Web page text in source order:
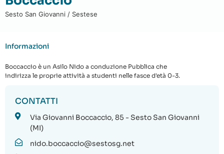
Sesto San Giovanni / Sestese
Informazioni
Boccaccio è un Asilo Nido a conduzione Pubblica che
indirizza le proprie attività a studenti nelle fasce d'età 0-3.
CONTATTI
Via Giovanni Boccaccio, 85 - Sesto San Giovanni
(MI)
nido.boccaccio@sestosg.net